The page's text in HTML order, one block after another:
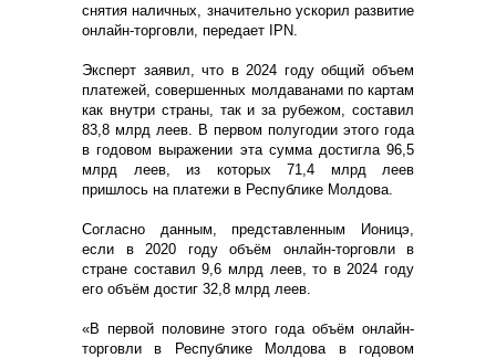
снятия наличных, значительно ускорил развитие
онлайн-торговли, передает IPN.
Эксперт заявил, что в 2024 году общий объем
платежей, совершенных молдаванами по картам
как внутри страны, так и за рубежом, составил
83,8 млрд леев. В первом полугодии этого года
в годовом выражении эта сумма достигла 96,5
млрд леев, из которых 71,4 млрд леев
пришлось на платежи в Республике Молдова.
Согласно данным, представленным Ионицэ,
если в 2020 году объём онлайн-торговли в
стране составил 9,6 млрд леев, то в 2024 году
его объём достиг 32,8 млрд леев.
«В первой половине этого года объём онлайн-
торговли в Республике Молдова в годовом